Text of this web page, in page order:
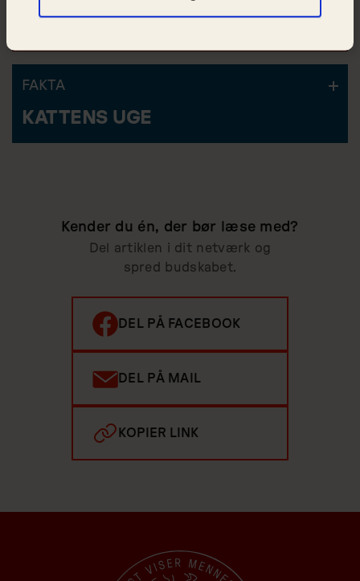
FAKTA
KATTENS UGE
Kender du én, der bør læse med?
Del artiklen i dit netværk og
spred budskabet.
DEL PÅ FACEBOOK
DEL PÅ MAIL
KOPIER LINK